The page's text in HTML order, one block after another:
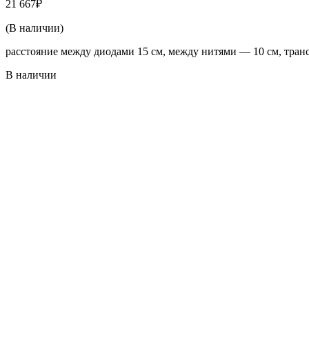
21 667₽
(В наличии)
расстояние между диодами 15 см, между нитями — 10 см,
В наличии